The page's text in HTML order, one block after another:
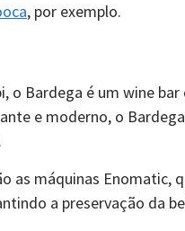
, por exemplo.
o Bardega é um wine
e moderno, o
as máquinas
a preservação da